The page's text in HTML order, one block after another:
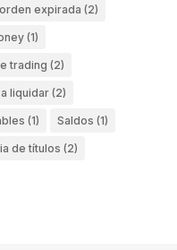
orden expirada (2)
(1)
trading (2)
liquidar(2)
(1) Saldos (1)
de títulos (2)